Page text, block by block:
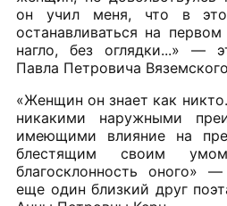
он учил меня, что в
останавливаться на
нагло, без оглядки...» —
Павла Петровича
«Женщин он знает как
никакими наружными
имеющими влияние на
блестящим своим
благосклонность оного»
еще один близкий друг